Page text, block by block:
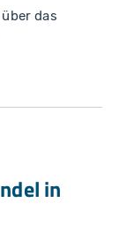
das
in